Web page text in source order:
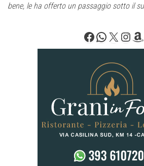
bene, le ha offerto un passaggio sotto il
Facebook
WhatsApp
X